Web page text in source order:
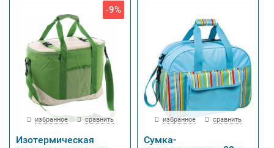
-9%
избранное сравнить
Изотермическая
избранное сравнить
Сумка-